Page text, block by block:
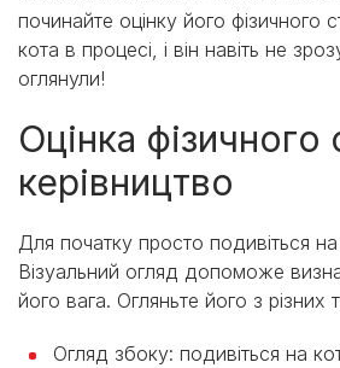
починайте оцінку його фізичного
кота в процесі, і він навіть не
оглянули!
Оцінка фізичного
керівництво
Для початку просто подивіться
Візуальний огляд допоможе
його вага. Огляньте його з різних
Огляд збоку: подивіться на